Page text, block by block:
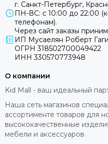
г. Санкт-Петербург,
ПН-ВС: с 10:00 до 22:00
телефонам).
Через сайт заказы
ИП Мусаелян Роберт
ОГРН 318502700049422
ИНН 330570773948
О компании
Kid Mall - ваш идеальный
Наша сеть магазинов
ассортименте товаров для
высококачественные
мебели и аксессуаров.